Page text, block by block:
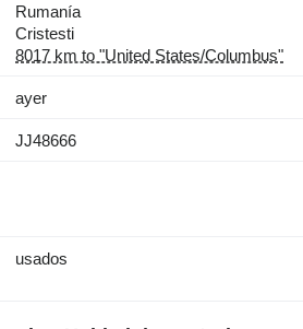
Rumanía
Cristesti
8017 km to "United States/Columbus"
ayer
JJ48666
usados